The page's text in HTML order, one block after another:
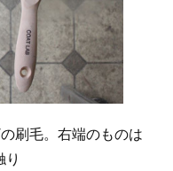
刷毛。右端のものは